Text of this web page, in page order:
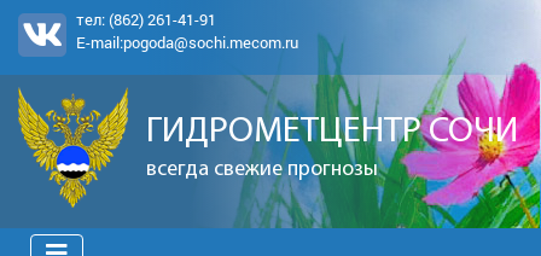
тел:(862) 261-41-91
E-mail:pogoda@sochi.mecom.ru
ГИДРОМЕТЦЕНТР СОЧИ
всегда свежие прогнозы